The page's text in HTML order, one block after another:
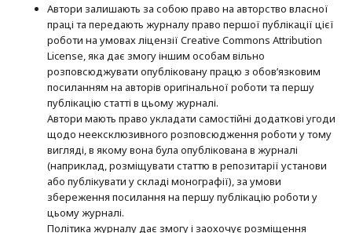
Автори залишають за собою право на авторство власної
праці та передають журналу право першої публікації цієї
роботи на умовах ліцензії Creative Commons Attribution
License, яка дає змогу іншим особам вільно
розповсюджувати опубліковану працю з обов’язковим
посиланням на авторів оригінальної роботи та першу
публікацію статті в цьому журналі.
Автори мають право укладати самостійні додаткові угоди
щодо неексклюзивного розповсюдження роботи у тому
вигляді, в якому вона була опублікована в журналі
(наприклад, розміщувати статтю в репозитарії установи
або публікувати у складі монографії), за умови
збереження посилання на першу публікацію роботи у
цьому журналі.
Політика журналу дає змогу і заохочує розміщення